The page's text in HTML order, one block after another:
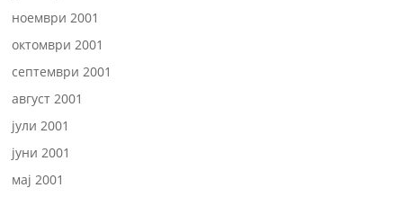
ноември 2001
октомври 2001
септември 2001
август 2001
јули 2001
јуни 2001
мај 2001